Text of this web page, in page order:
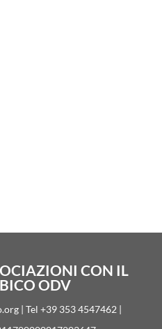
CON IL
ODV
| Tel +39 353 4547462 |